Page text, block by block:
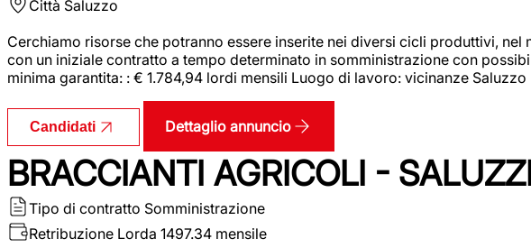
Città Saluzzo
Cerchiamo risorse che potranno essere inserite nei diversi cicli produttivi,
con un iniziale contratto a tempo determinato in somministrazione con
minima garantita: : € 1.784,94 lordi mensili Luogo di lavoro: vicinanze Saluzzo
Candidati Dettaglio annuncio
BRACCIANTI AGRICOLI -
Tipo di contratto Somministrazione
Retribuzione Lorda 1497.34 mensile